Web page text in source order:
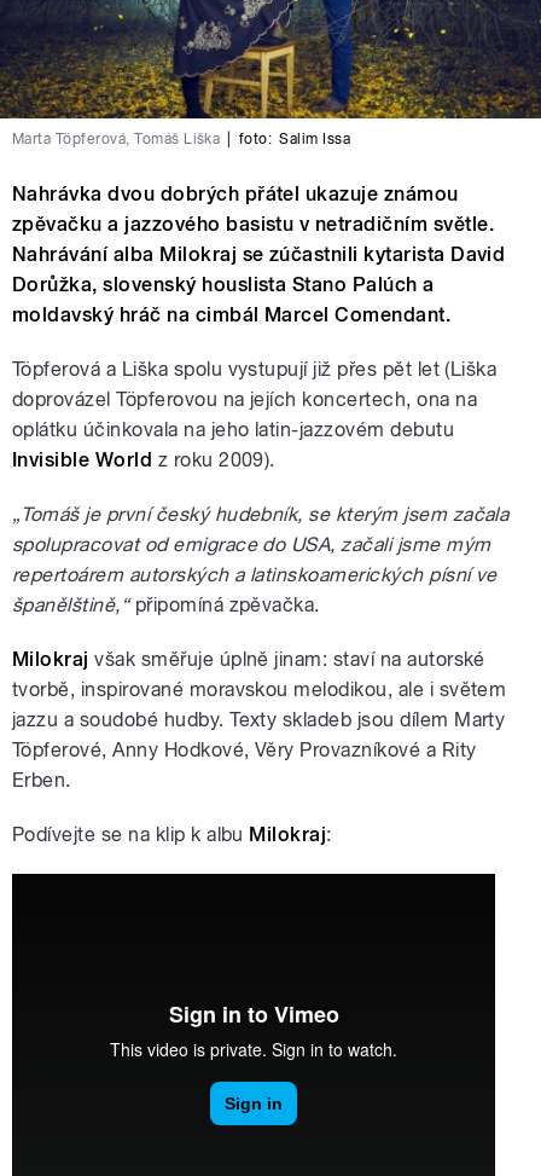
Marta Töpferová, Tomáš Liška foto: Salim Issa
Nahrávka dvou dobrých přátel ukazuje známou
zpěvačku a jazzového basistu v netradičním světle.
Nahrávání alba Milokraj se zúčastnili kytarista David
Dorůžka, slovenský houslista Stano Palúch a
moldavský hráč na cimbál Marcel Comendant.
Töpferová a Liška spolu vystupují již přes pět let (Liška
doprovázel Töpferovou na jejích koncertech, ona na
oplátku účinkovala na jeho latin-jazzovém debutu
Invisible World z roku 2009).
„Tomáš je první český hudebník, se kterým jsem začala
spolupracovat od emigrace do USA, začali jsme mým
repertoárem autorských a latinskoamerických písní ve
španělštině,“připomíná zpěvačka.
Milokraj však směřuje úplně jinam: staví na autorské
tvorbě, inspirované moravskou melodikou, ale i světem
jazzu a soudobé hudby. Texty skladeb jsou dílem Marty
Töpferové, Anny Hodkové, Věry Provazníkové a Rity
Erben.
Podívejte se na klip k albu Milokraj: